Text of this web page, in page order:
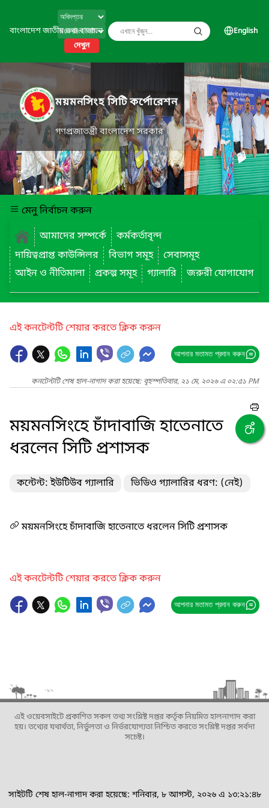
বাংলাদেশ জাতীয় তথ্য বাতায়ন
দেখুন
English
ময়মনসিংহ সিটি কর্পোরেশন
গণপ্রজাতন্ত্রী বাংলাদেশ সরকার
মেনু নির্বাচন করুন
আমাদের সম্পর্কে
কর্মকর্তাবৃন্দ
দায়িত্বপ্রাপ্ত কাউন্সিলর
বিভাগ সমূহ
সেবাসমূহ
আইন ও নীতিমালা
প্রকল্প সমূহ গ্যালারি জরুরী যোগাযোগ
এই কনটেন্টটি শেয়ার করতে ক্লিক করুন
আপনার মতামত প্রদান করুন
কনটেন্টটি শেষ হাল-নাগাদ করা হয়েছে: বৃহস্পতিবার, ২১ মে, ২০২৬ এ ০২:৫১ PM
ময়মনসিংহে চাঁদাবাজি হাতেনাতে
ধরলেন সিটি প্রশাসক
কন্টেন্ট: ইউটিউব গ্যালারি ভিডিও গ্যালারির ধরণ: (নেই)
ময়মনসিংহে চাঁদাবাজি হাতেনাতে ধরলেন সিটি প্রশাসক
এই কনটেন্টটি শেয়ার করতে ক্লিক করুন
আপনার মতামত প্রদান করুন
এই ওয়েবসাইটে প্রকাশিত সকল তথ্য সংশ্লিষ্ট দপ্তর কর্তৃক নিয়মিত হালনাগাদ করা
হয়। তথ্যের যথার্থতা, নির্ভুলতা ও নির্ভরযোগ্যতা নিশ্চিত করতে সংশ্লিষ্ট দপ্তর সর্বদা
সচেষ্ট।
সাইটটি শেষ হাল-নাগাদ করা হয়েছে: শনিবার, ৮ আগস্ট, ২০২৬ এ ১৩:২১:৪৮